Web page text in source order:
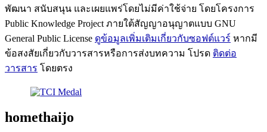
พัฒนา สนับสนุน และเผยแพร่โดยไม่มีค่าใช้จ่าย โดยโครงการ
Public Knowledge Project ภายใต้สัญญาอนุญาตแบบ GNU
General Public License ดูข้อมูลเพิ่มเติมเกี่ยวกับซอฟต์แวร์ หากมี
ข้อสงสัยเกี่ยวกับวารสารหรือการส่งบทความ โปรด ติดต่อ
วารสาร โดยตรง
homethaijo